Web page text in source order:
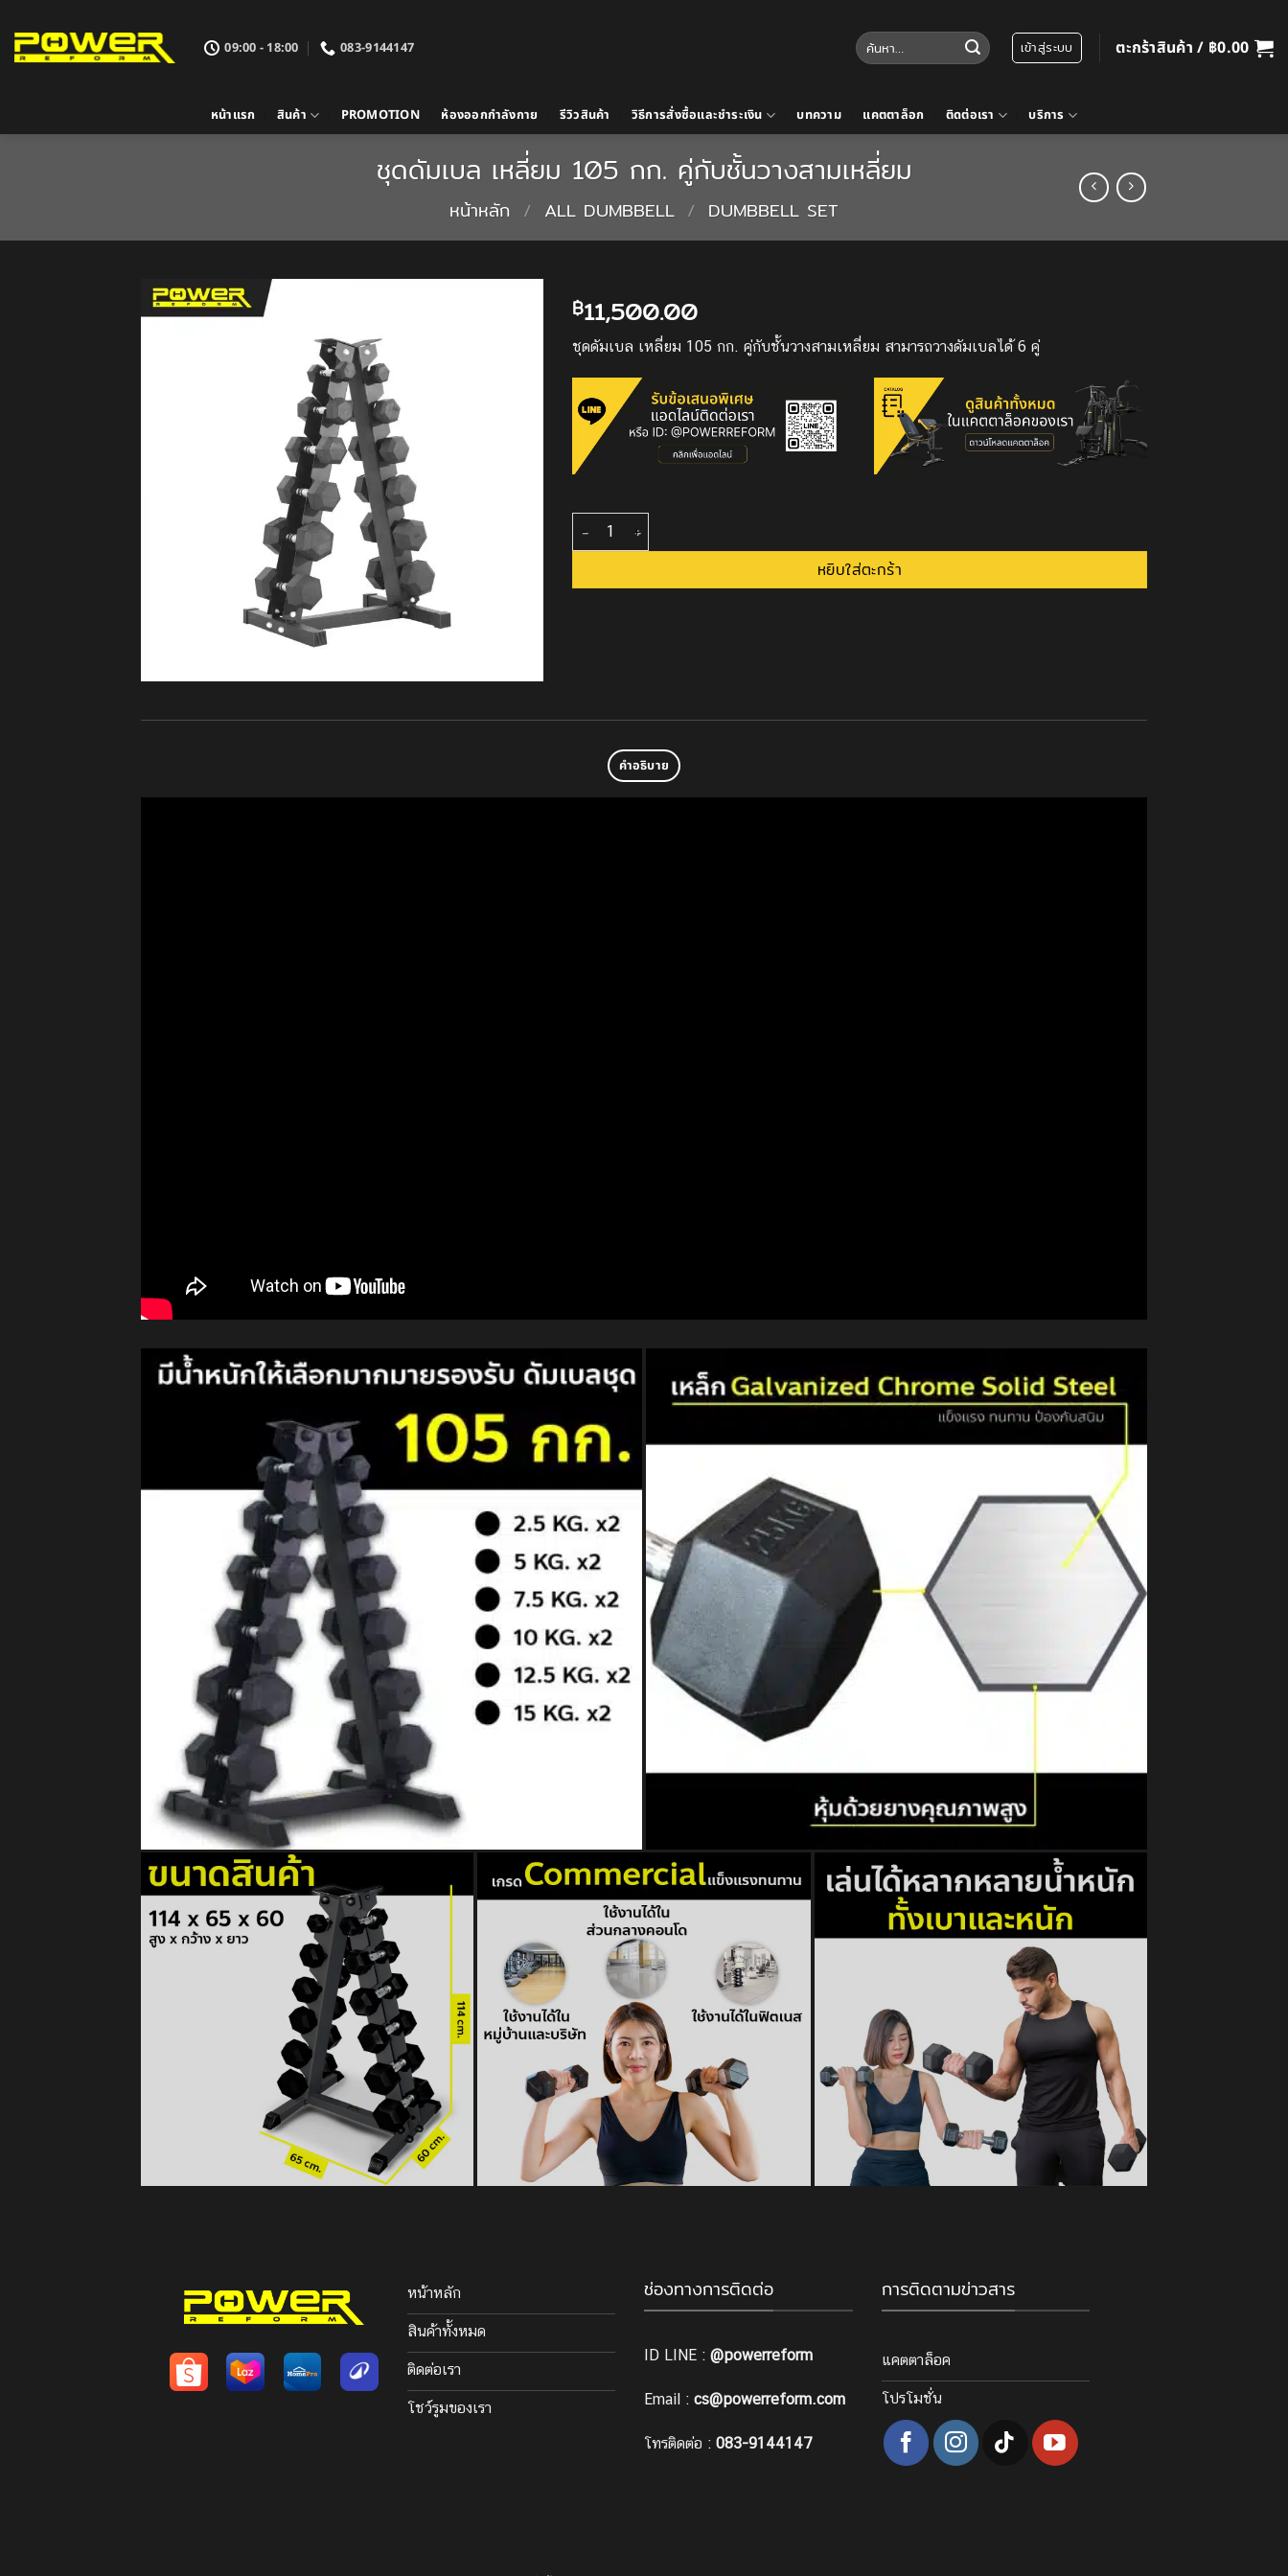
ไป
09:00 - 18:00 083-9144147 ค้นหา: เข้าสู่ระบบ ตะกร้าสินค้า / ฿0.00
หน้าแรก สินค้า PROMOTION ห้องออกกำลังกาย รีวิวสินค้า วิธีการสั่งซื้อและชำระเงิน บทความ แคตตาล็อก ติดต่อเรา บริการ
ชุดดัมเบล เหลี่ยม 105 กก. คู่กับชั้นวางสามเหลี่ยม
หน้าหลัก / ALL DUMBBELL / DUMBBELL SET
฿11,500.00
ชุดดัมเบล เหลี่ยม 105 กก. คู่กับชั้นวางสามเหลี่ยม สามารถวางดัมเบลได้ 6 คู่
จำนวน ชุดดัมเบล เหลี่ยม 105 กก. คู่กับชั้นวางสามเหลี่ยม ชิ้น
หยิบใส่ตะกร้า
คำอธิบาย
หน้าหลัก
สินค้าทั้งหมด
ติดต่อเรา
โชว์รูมของเรา
ช่องทางการติดต่อ
ID LINE : @powerreform
Email : cs@powerreform.com
โทรติดต่อ : 083-9144147
การติดตามข่าวสาร
แคตตาล็อค
โปรโมชั่น